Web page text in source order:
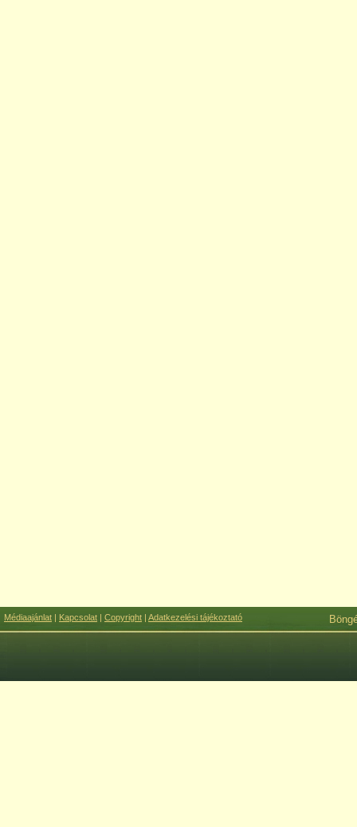
Médiaajánlat | Kapcsolat | Copyright | Adatkezelési tájékoztató